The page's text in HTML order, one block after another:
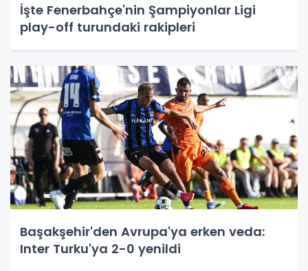
İşte Fenerbahçe'nin Şampiyonlar Ligi
play-off turundaki rakipleri
Başakşehir'den Avrupa'ya erken veda:
Inter Turku'ya 2-0 yenildi